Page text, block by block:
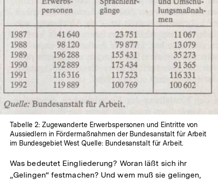
In
Lightbox
öffnen
Tabelle 2: Zugewanderte Erwerbspersonen und Eintritte von
Aussiedlern in Fördermaßnahmen der Bundesanstalt für Arbeit
im Bundesgebiet West Quelle: Bundesanstalt für Arbeit.
Was bedeutet Eingliederung? Woran läßt sich ihr
„Gelingen“ festmachen? Und wem muß sie gelingen,